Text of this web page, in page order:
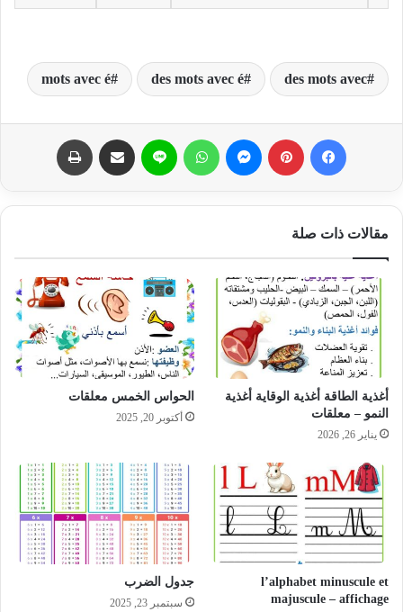
des mots avec
des mots avec é
mots avec é
مقالات ذات صلة
أغذية الطاقة أغذية الوقاية أغذية
النمو – معلقات
يناير 26, 2026
الحواس الخمس معلقات
أكتوبر 20, 2025
l’alphabet minuscule et
majuscule – affichage
جدول الضرب
سبتمبر 23, 2025